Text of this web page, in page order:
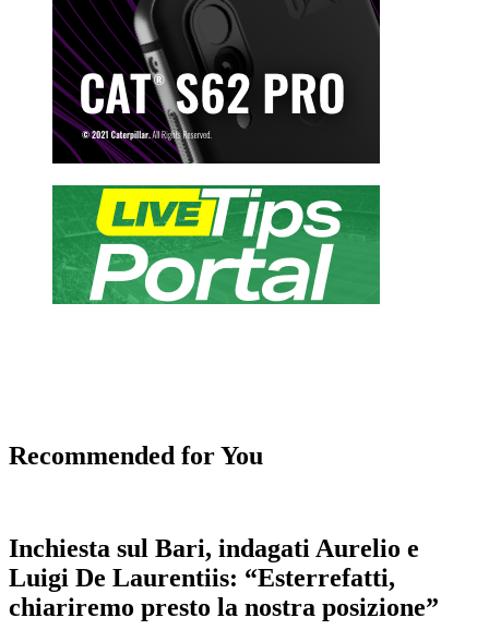
Recommended for You
Inchiesta sul Bari, indagati Aurelio e
Luigi De Laurentiis: “Esterrefatti,
chiariremo presto la nostra posizione”